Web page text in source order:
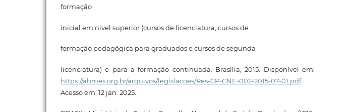
formação
inicial em nível superior (cursos de licenciatura, cursos de
formação pedagógica para graduados e cursos de segunda
licenciatura) e para a formação continuada. Brasília, 2015. Disponível em:
https://abmes.org.br/arquivos/legislacoes/Res-CP-CNE-002-2015-07-01.pdf.
Acesso em: 12 jan. 2025.